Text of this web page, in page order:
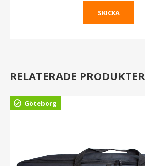
RELATERADE PRODUKTER
Göteborg